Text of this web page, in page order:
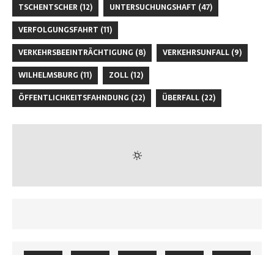
TSCHENTSCHER (12) UNTERSUCHUNGSHAFT (47)
VERFOLGUNGSFAHRT (11)
VERKEHRSBEEINTRÄCHTIGUNG (8) VERKEHRSUNFALL (9)
WILHELMSBURG (11) ZOLL (12)
ÖFFENTLICHKEITSFAHNDUNG (22) ÜBERFALL (22)